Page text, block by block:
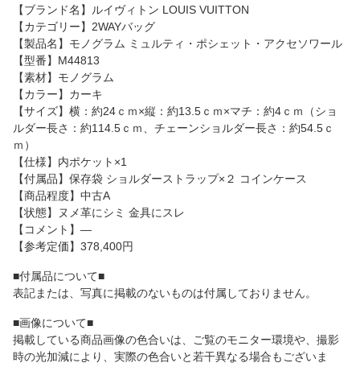
【ブランド名】ルイヴィトン LOUIS VUITTON
【カテゴリー】2WAYバッグ
【製品名】モノグラム ミュルティ・ポシェット・アクセソワール
【型番】M44813
【素材】モノグラム
【カラー】カーキ
【サイズ】横：約24ｃｍ×縦：約13.5ｃｍ×マチ：約4ｃｍ（ショ
ルダー長さ：約114.5ｃｍ、チェーンショルダー長さ：約54.5ｃ
ｍ）
【仕様】内ポケット×1
【付属品】保存袋 ショルダーストラップ×２ コインケース
【商品程度】中古A
【状態】ヌメ革にシミ 金具にスレ
【コメント】―
【参考定価】378,400円
■付属品について■
表記または、写真に掲載のないものは付属しておりません。
■画像について■
掲載している商品画像の色合いは、ご覧のモニター環境や、撮影
時の光加減により、実際の色合いと若干異なる場合もございま